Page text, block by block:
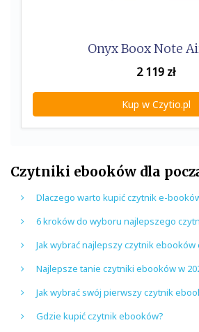
Onyx Boox Note
2 119 zł
Kup w Czytio.pl
Czytniki ebooków dla
Dlaczego warto kupić czytnik e-
6 kroków do wyboru najlepszego
Jak wybrać najlepszy czytnik ebooków
Najlepsze tanie czytniki ebooków w
Jak wybrać swój pierwszy czytnik
Gdzie kupić czytnik ebooków?